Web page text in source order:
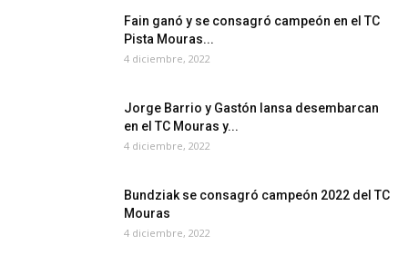
Fain ganó y se consagró campeón en el TC
Pista Mouras...
4 diciembre, 2022
Jorge Barrio y Gastón Iansa desembarcan
en el TC Mouras y...
4 diciembre, 2022
Bundziak se consagró campeón 2022 del TC
Mouras
4 diciembre, 2022